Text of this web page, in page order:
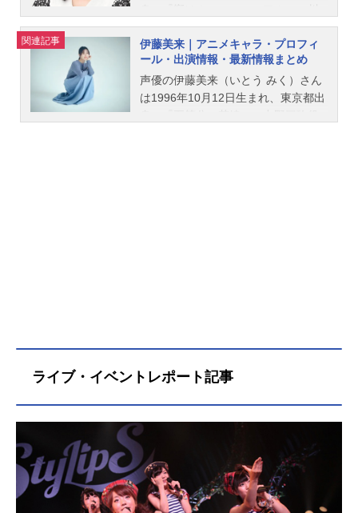
島緑輝役をはじめ、『BanG Drea
m!』の松原花音役など、人気作品の
キャラクターを演じています。こち
らでは、豊田萌絵さんのオススメ記
事をご紹介！
関連記事
伊藤美来｜アニメキャラ・プロフィ
ール・出演情報・最新情報まとめ
声優の伊藤美来（いとう みく）さん
は1996年10月12日生まれ、東京都出
ライブ・イベントレポート記事